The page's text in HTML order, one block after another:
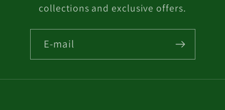
collections and exclusive offers.
E-mail